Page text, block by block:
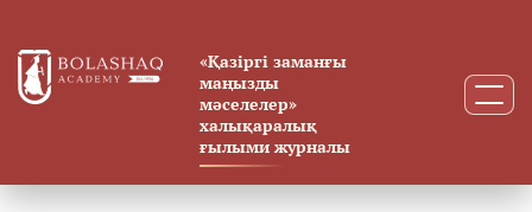
«Қазіргі заманғы
маңызды
мәселелер»
халықаралық
ғылыми журналы